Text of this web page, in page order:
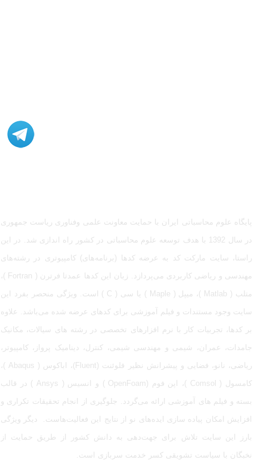
پایگاه علوم محاسباتی ایران با حمایت معاونت علمی وفناوری ریاست جمهوری
در سال 1392 با هدف توسعه علوم محاسباتی در کشور راه اندازی شد. در این
راستا، سایت مارکت کد به عرضه کدها (برنامه‌های) کامپیوتری در رشته‌های
مهندسی و ریاضی کاربردی می‌پردازد. زبان این کدها عمدتا فرترن ( Fortran )،
متلب ( Matlab )، میپل ( Maple ) یا سی ( C ) است. ویژگی منحصر بفرد این
سایت وجود مستندات و فیلم آموزشی برای کدهای عرضه شده می‌باشد. علاوه
بر کدها، تجربیات کار با نرم افزارهای تخصصی در رشته های سیالات، مکانیک
جامدات، عمران، شیمی و مهندسی شیمی، کنترل، دینامیک پرواز، کامپیوتر،
ریاضی، نانو، فضایی و پیشرانش نظیر فلوئنت (Fluent)، اباکوس ( Abaqus )،
کامسول ( Comsol )، اپن فوم (OpenFoam ) و انسیس ( Ansys ) در قالب
بسته‌ و فیلم های آموزشی ارائه می‌گردد. جلوگیری از انجام تحقیقات تکراری و
افزایش امکان پیاده سازی ایده‌های نو از نتایج این فعالیت‌هاست. دیگر ویژگی
بارز این سایت تلاش برای جهت‌دهی به دانش کشور از طریق حمایت از
نخبگان با سیاست تشویقی کسر خدمت سربازی است.